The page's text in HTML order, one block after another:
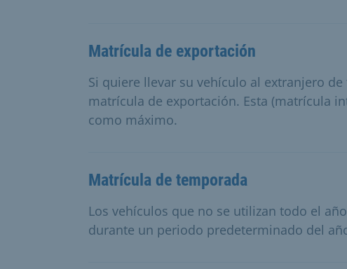
Matrícula de exportación
Si quiere llevar su vehículo al extranjero
matrícula de exportación. Esta (matrícula
como máximo.
Matrícula de temporada
Los vehículos que no se utilizan todo el
durante un periodo predeterminado del